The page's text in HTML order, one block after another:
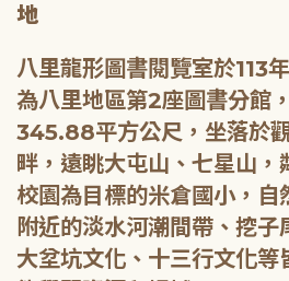
地
八里龍形圖書閱覽室於113
為八里地區第2座圖書分館
345.88平方公尺，坐落於
畔，遠眺大屯山、七星山，
校園為目標的米倉國小，自
附近的淡水河潮間帶、挖
大坌坑文化、十三行文化等